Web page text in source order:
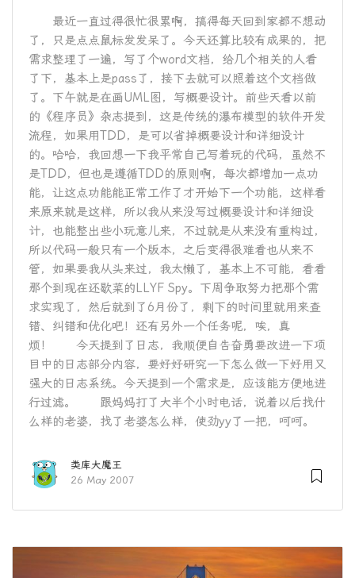
最近一直过得很忙很累啊，搞得每天回到家都不想动
了，只是点点鼠标发发呆了。今天还算比较有成果的，把
需求整理了一遍，写了个word文档，给几个相关的人看
了下，基本上是pass了，接下去就可以照着这个文档做
了。下午就是在画UML图，写概要设计。前些天看以前
的《程序员》杂志提到，这是传统的瀑布模型的软件开发
流程，如果用TDD，是可以省掉概要设计和详细设计
的。哈哈，我回想一下我平常自己写着玩的代码，虽然不
是TDD，但也是遵循TDD的原则啊，每次都增加一点功
能，让这点功能能正常工作了才开始下一个功能，这样看
来原来就是这样，所以我从来没写过概要设计和详细设
计，也能整出些小玩意儿来，不过就是从来没有重构过，
所以代码一般只有一个版本，之后变得很难看也从来不
管，如果要我从头来过，我太懒了，基本上不可能，看看
那个到现在还歇菜的LLYF Spy。下周争取努力把那个需
求实现了，然后就到了6月份了，剩下的时间里就用来查
错、纠错和优化吧！还有另外一个任务呢，唉，真
烦！ 今天提到了日志，我顺便自告奋勇要改进一下项
目中的日志部分内容，要好好研究一下怎么做一下好用又
强大的日志系统。今天提到一个需求是，应该能方便地进
行过滤。 跟妈妈打了大半个小时电话，说着以后找什
么样的老婆，找了老婆怎么样，使劲yy了一把，呵呵。
类库大魔王
26 May 2007